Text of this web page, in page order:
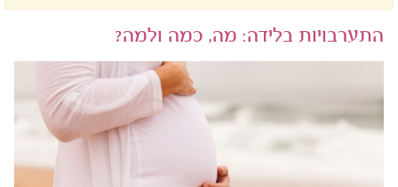
התערבויות בלידה: מה, כמה ולמה?